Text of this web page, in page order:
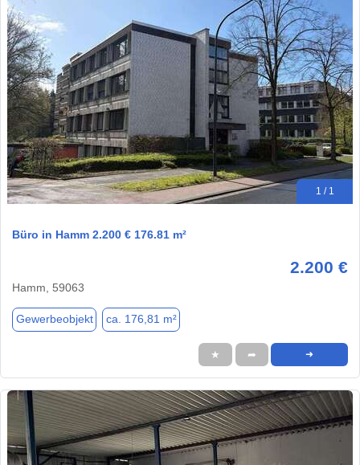
1 / 1
Büro in Hamm 2.200 € 176.81 m²
2.200 €
Hamm, 59063
Gewerbeobjekt ca. 176,81 m²
★ ➦ ➜